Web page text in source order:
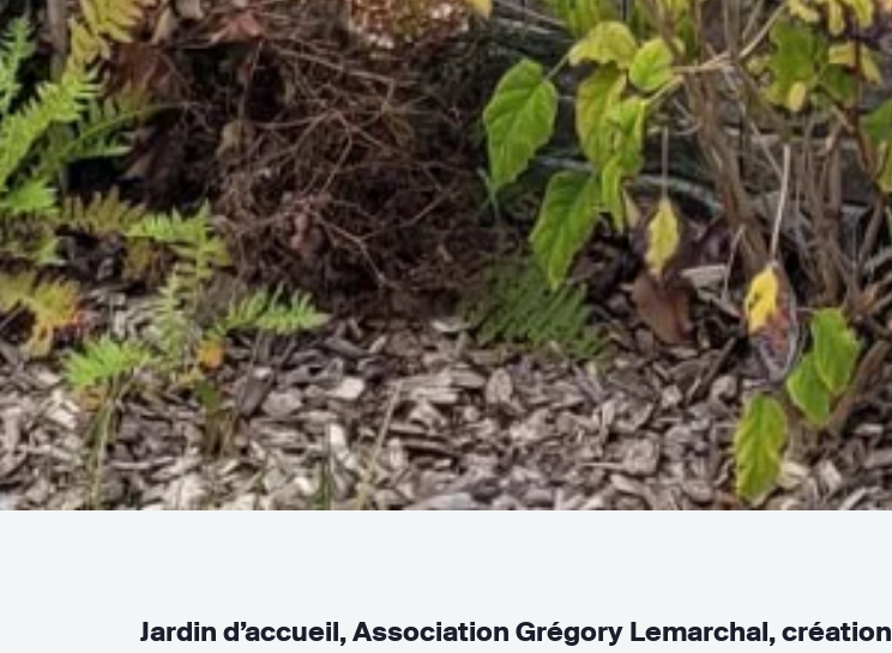
Jardin d’accueil, Association Grégory Lemarchal, création